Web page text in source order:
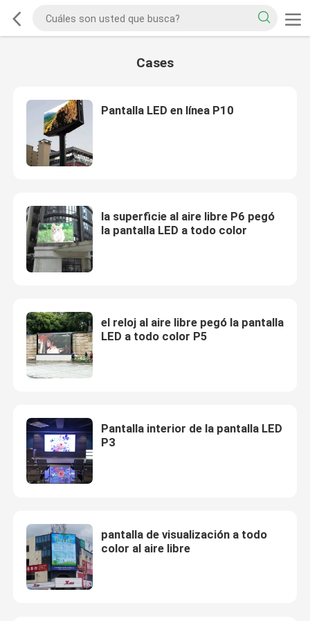
Cases
Pantalla LED en línea P10
la superficie al aire libre P6 pegó
la pantalla LED a todo color
el reloj al aire libre pegó la pantalla
LED a todo color P5
Pantalla interior de la pantalla LED
P3
pantalla de visualización a todo
color al aire libre